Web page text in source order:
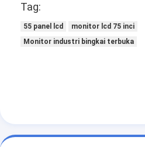
Tag:
55 panel lcd
monitor lcd 75 inci
Monitor industri bingkai terbuka